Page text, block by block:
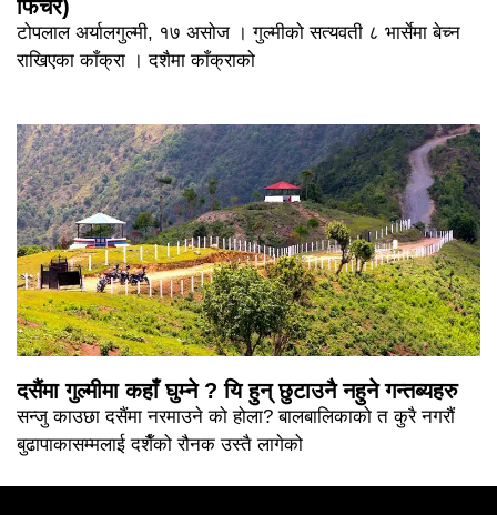
फिचर)
टोपलाल अर्यालगुल्मी, १७ असोज । गुल्मीको सत्यवती ८ भार्सेमा बेच्न
राखिएका काँक्रा । दशैमा काँक्राको
दसैंमा गुल्मीमा कहाँ घुम्ने ? यि हुन् छुटाउनै नहुने गन्तब्यहरु
सन्जु काउछा दसैंमा नरमाउने को होला? बालबालिकाको त कुरै नगरौं
बुढापाकासम्मलाई दशैँको रौनक उस्तै लागेको